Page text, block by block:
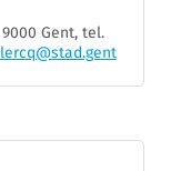
Gent, tel.